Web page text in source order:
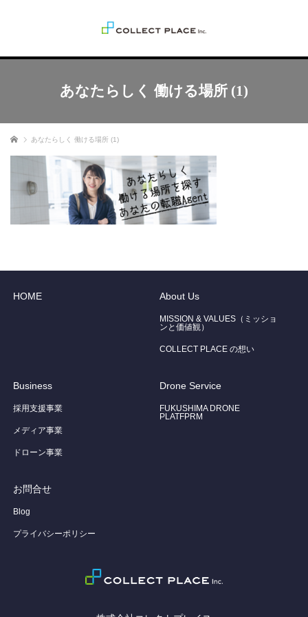
あなたらしく 働ける場所 (1)
ホーム あなたらしく 働ける場所 (1)
HOME About Us
MISSION & VALUES（ミッショ
ンと価値観）
COLLECT PLACE の想い
Business
採用支援事業
メディア事業
ドローン事業
Drone Service
FUKUSHIMA DRONE
PLATFPRM
お問合せ
Blog
プライバシーポリシー